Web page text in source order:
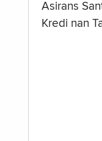
Asirans
Kredi nan